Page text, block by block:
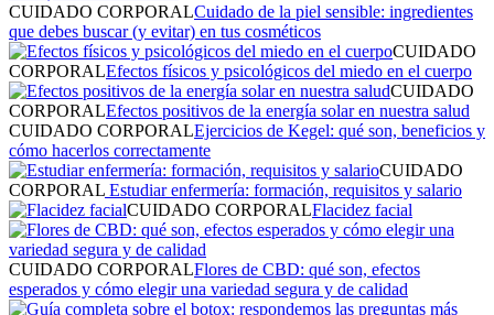
CUIDADO CORPORALCuidado de la piel sensible: ingredientes
que debes buscar (y evitar) en tus cosméticos
CUIDADO
CORPORALEfectos físicos y psicológicos del miedo en el cuerpo
CUIDADO
CORPORALEfectos positivos de la energía solar en nuestra salud
CUIDADO CORPORALEjercicios de Kegel: qué son, beneficios y
cómo hacerlos correctamente
CUIDADO
CORPORAL Estudiar enfermería: formación, requisitos y salario
CUIDADO CORPORALFlacidez facial
CUIDADO CORPORALFlores de CBD: qué son, efectos
esperados y cómo elegir una variedad segura y de calidad